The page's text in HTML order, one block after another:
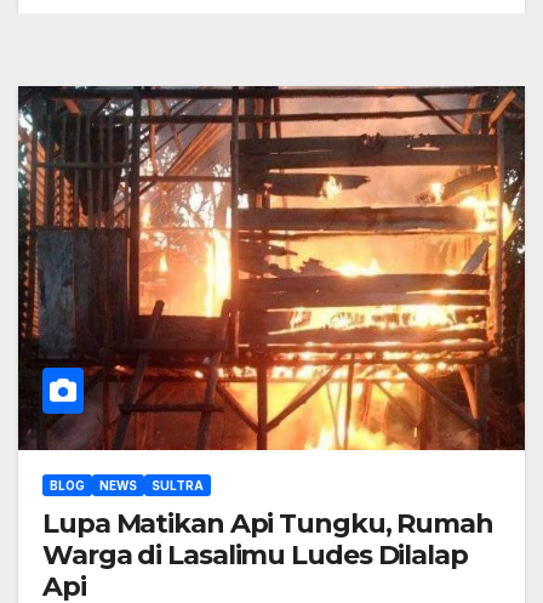
BLOG NEWS SULTRA
Lupa Matikan Api Tungku, Rumah
Warga di Lasalimu Ludes Dilalap
Api